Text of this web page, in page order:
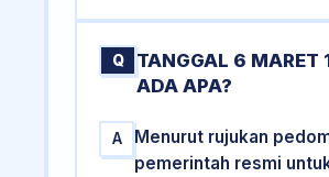
Q
TANGGAL 6 MARET
ADA APA?
A
Menurut rujukan
pemerintah resmi